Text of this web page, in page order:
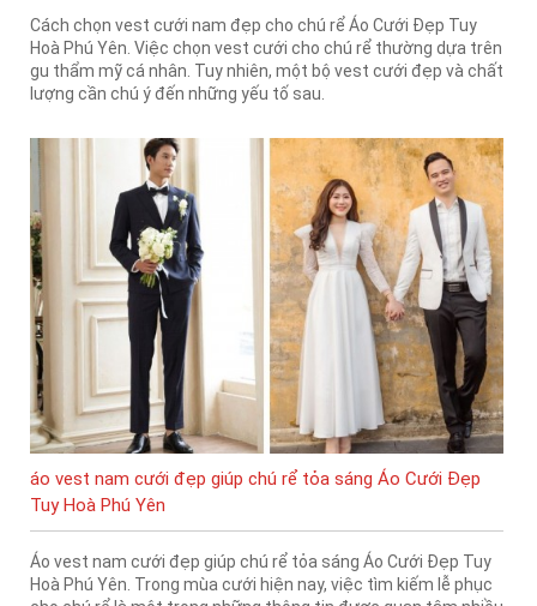
Cách chọn vest cưới nam đẹp cho chú rể Áo Cưới Đẹp Tuy
Hoà Phú Yên. Việc chọn vest cưới cho chú rể thường dựa trên
gu thẩm mỹ cá nhân. Tuy nhiên, một bộ vest cưới đẹp và chất
lượng cần chú ý đến những yếu tố sau.
áo vest nam cưới đẹp giúp chú rể tỏa sáng Áo Cưới Đẹp
Tuy Hoà Phú Yên
Áo vest nam cưới đẹp giúp chú rể tỏa sáng Áo Cưới Đẹp Tuy
Hoà Phú Yên. Trong mùa cưới hiện nay, việc tìm kiếm lễ phục